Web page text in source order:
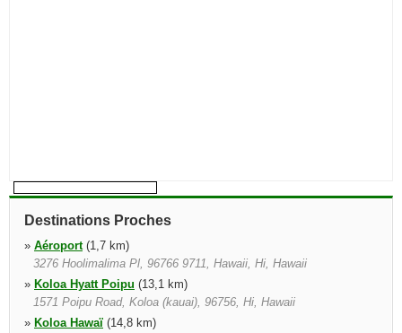
Destinations Proches
» Aéroport(1,7 km)
3276 Hoolimalima Pl, 96766 9711, Hawaii, Hi, Hawaii
» Koloa Hyatt Poipu (13,1 km)
1571 Poipu Road, Koloa (kauai), 96756, Hi, Hawaii
» Koloa Hawaï (14,8 km)